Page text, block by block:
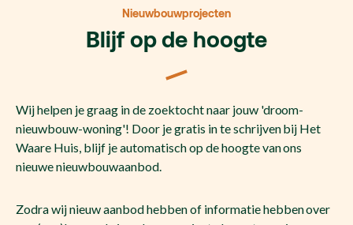
Nieuwbouwprojecten
Blijf op de hoogte
Wij helpen je graag in de zoektocht naar jouw 'droom-
nieuwbouw-woning'! Door je gratis in te schrijven bij Het
Waare Huis, blijf je automatisch op de hoogte van ons
nieuwe nieuwbouwaanbod.
Zodra wij nieuw aanbod hebben of informatie hebben over